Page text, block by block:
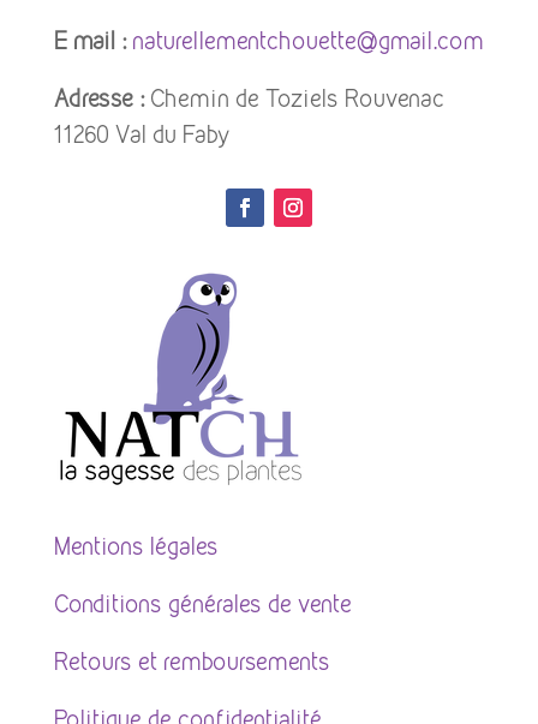
E mail : naturellementchouette@gmail.com
Adresse :Chemin de Toziels Rouvenac
11260 Val du Faby
Mentions légales
Conditions générales de vente
Retours et remboursements